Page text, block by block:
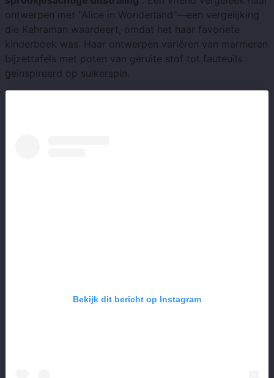
ontwerpen met "Alice in Wonderland"—een vergelijking
die Kahraman waardeert, omdat het haar favoriete
kinderboek was. Haar ontwerpen variëren van marmeren
bijzettafels met poten van geruite stof tot fauteuils
geïnspireerd op suikerspin.
Bekijk dit bericht op Instagram